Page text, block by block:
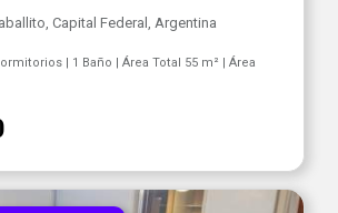
Capital Federal, Argentina
| 1 Baño | Área Total 55 m² | Área